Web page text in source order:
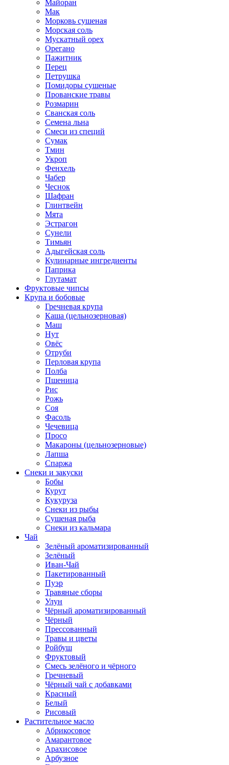
Майоран
Мак
Морковь сушеная
Морская соль
Мускатный орех
Орегано
Пажитник
Перец
Петрушка
Помидоры сушеные
Прованские травы
Розмарин
Сванская соль
Семена льна
Смеси из специй
Сумак
Тмин
Укроп
Фенхель
Чабер
Чеснок
Шафран
Глинтвейн
Мята
Эстрагон
Сунели
Тимьян
Адыгейская соль
Кулинарные ингредиенты
Паприка
Глутамат
Фруктовые чипсы
Крупа и бобовые
Гречневая крупа
Каша (цельнозерновая)
Маш
Нут
Овёс
Отруби
Перловая крупа
Полба
Пшеница
Рис
Рожь
Соя
Фасоль
Чечевица
Просо
Макароны (цельнозерновые)
Лапша
Спаржа
Снеки и закуски
Бобы
Курут
Кукуруза
Снеки из рыбы
Сушеная рыба
Снеки из кальмара
Чай
Зелёный ароматизированный
Зелёный
Иван-Чай
Пакетированный
Пуэр
Травяные сборы
Улун
Чёрный ароматизированный
Чёрный
Прессованный
Травы и цветы
Ройбуш
Фруктовый
Смесь зелёного и чёрного
Гречневый
Чёрный чай с добавками
Красный
Белый
Рисовый
Растительное масло
Абрикосовое
Амарантовое
Арахисовое
Арбузное